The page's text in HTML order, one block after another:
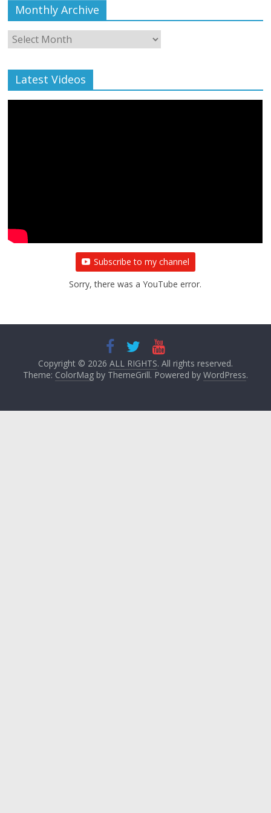
Monthly Archive
Monthly
Archive
Latest Videos
Subscribe to my channel
Sorry, there was a YouTube error.
Copyright © 2026 ALL RIGHTS. All rights reserved.
Theme: ColorMagby ThemeGrill. Powered by WordPress.